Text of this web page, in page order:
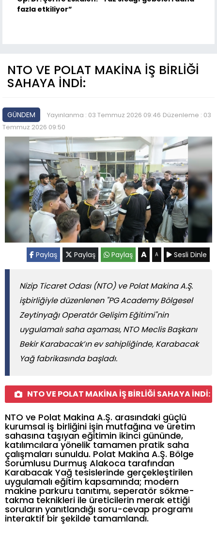
fazla etkiliyor”
NTO VE POLAT MAKİNA İŞ BİRLİĞİ
SAHAYA İNDİ:
GÜNDEM Yayınlanma : 03 Temmuz 2026 09:46 Düzenleme : 03
Temmuz 2026 09:50
Paylaş Paylaş Paylaş A A Sesli Dinle
Nizip Ticaret Odası (NTO) ve Polat Makina A.Ş.
işbirliğiyle düzenlenen "PG Academy Bölgesel
Zeytinyağı Operatör Gelişim Eğitimi"nin
uygulamalı saha aşaması, NTO Meclis Başkanı
Bekir Karabacak’ın ev sahipliğinde, Karabacak
Yağ fabrikasında başladı.
NTO VE POLAT MAKİNA İŞ BİRLİĞİ SAHAYA İNDİ:
NTO ve Polat Makina A.Ş. arasındaki güçlü
kurumsal iş birliğini işin mutfağına ve üretim
sahasına taşıyan eğitimin ikinci gününde,
katılımcılara yönelik tamamen pratik saha
çalışmaları sunuldu. Polat Makina A.Ş. Bölge
Sorumlusu Durmuş Alakoca tarafından
Karabacak Yağ tesislerinde gerçekleştirilen
uygulamalı eğitim kapsamında; modern
makine parkuru tanıtımı, seperatör sökme-
takma teknikleri ile üreticilerin merak ettiği
soruların yanıtlandığı soru-cevap programı
interaktif bir şekilde tamamlandı.